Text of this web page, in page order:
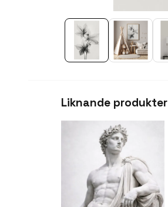
Liknande produkter